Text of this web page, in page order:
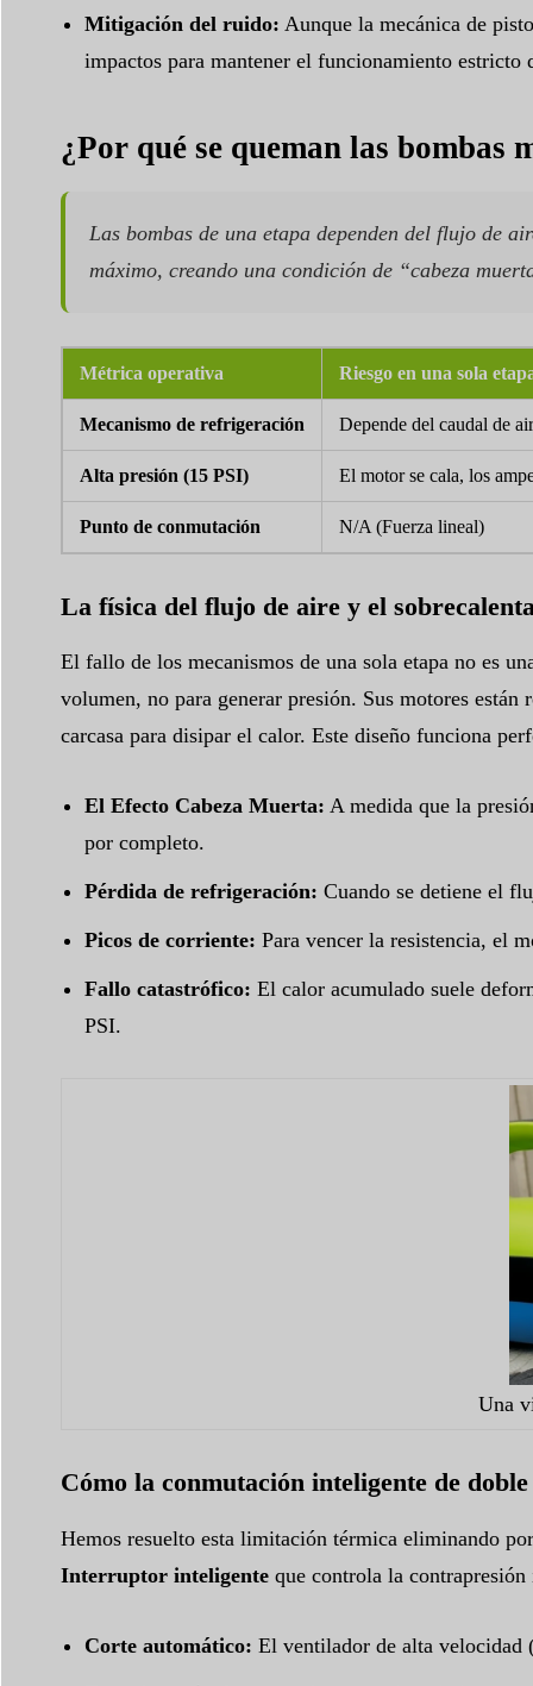
Mitigación del ruido: Aunque la mecánica de
impactos para mantener el funcionamiento estricto
¿Por qué se queman las bombas
Las bombas de una etapa dependen del flujo de
máximo, creando una condición de “cabeza
Métrica operativa Riesgo en una sola
Mecanismo de refrigeración Depende del caudal de
Alta presión (15 PSI) El motor se cala, los
Punto de conmutación N/A (Fuerza lineal)
La física del flujo de aire y el
El fallo de los mecanismos de una sola etapa no es
volumen, no para generar presión. Sus motores
carcasa para disipar el calor. Este diseño funciona
El Efecto Cabeza Muerta: A medida que la
por completo.
Pérdida de refrigeración: Cuando se detiene el
Picos de corriente: Para vencer la resistencia, el
Fallo catastrófico: El calor acumulado suele
PSI.
Una
Cómo la conmutación inteligente de
Hemos resuelto esta limitación térmica eliminando
Interruptor inteligenteque controla la contrapresión
Corte automático: El ventilador de alta velocidad